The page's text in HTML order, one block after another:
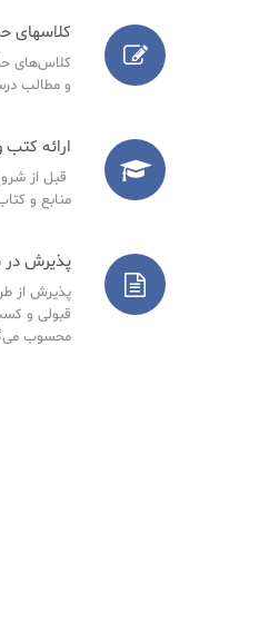
کلاسهای
کلاس‌های
و مطالب
ارائه کتب
قبل از
منابع و
پذیرش در
پذیرش از
قبولی و
محسوب